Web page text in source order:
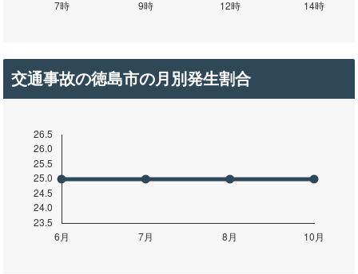
交通事故の徳島市の月別発生割合